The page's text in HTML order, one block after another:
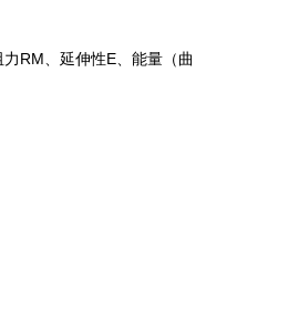
RM、延伸性E、能量（曲